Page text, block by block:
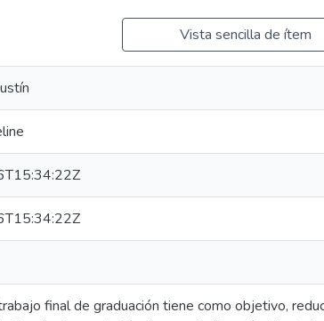
Vista sencilla de ítem
final de graduación tiene como objetivo,